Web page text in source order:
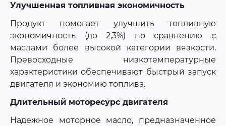
Улучшенная топливная экономичность
Продукт помогает улучшить топливную
экономичность (до 2,3%) по сравнению с
маслами более высокой категории вязкости.
Превосходные низкотемпературные
характеристики обеспечивают быстрый запуск
двигателя и экономию топлива.
Длительный моторесурс двигателя
Надежное моторное масло, предназначенное